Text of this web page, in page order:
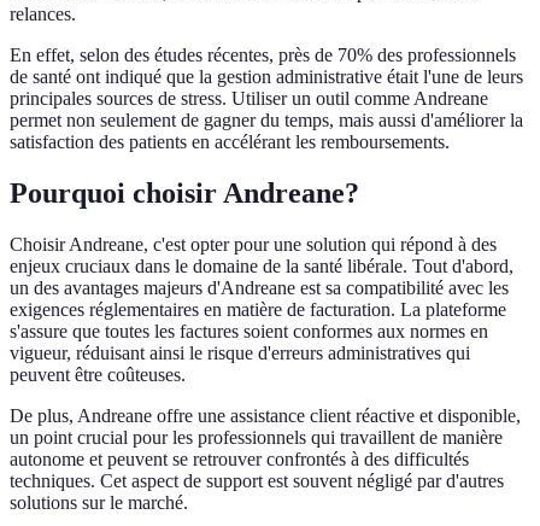
relances.
En effet, selon des études récentes, près de 70% des professionnels
de santé ont indiqué que la gestion administrative était l'une de leurs
principales sources de stress. Utiliser un outil comme Andreane
permet non seulement de gagner du temps, mais aussi d'améliorer la
satisfaction des patients en accélérant les remboursements.
Pourquoi choisir Andreane?
Choisir Andreane, c'est opter pour une solution qui répond à des
enjeux cruciaux dans le domaine de la santé libérale. Tout d'abord,
un des avantages majeurs d'Andreane est sa compatibilité avec les
exigences réglementaires en matière de facturation. La plateforme
s'assure que toutes les factures soient conformes aux normes en
vigueur, réduisant ainsi le risque d'erreurs administratives qui
peuvent être coûteuses.
De plus, Andreane offre une assistance client réactive et disponible,
un point crucial pour les professionnels qui travaillent de manière
autonome et peuvent se retrouver confrontés à des difficultés
techniques. Cet aspect de support est souvent négligé par d'autres
solutions sur le marché.